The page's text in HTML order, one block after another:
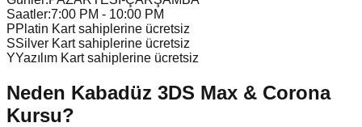
Saatler:7:00 PM - 10:00 PM
PPlatin Kart sahiplerine ücretsiz
SSilver Kart sahiplerine ücretsiz
YYazılım Kart sahiplerine ücretsiz
Neden Kabadüz 3DS Max & Corona
Kursu?